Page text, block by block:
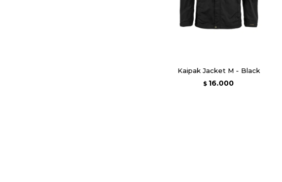
Kaipak Jacket M - Black
$ 16.000